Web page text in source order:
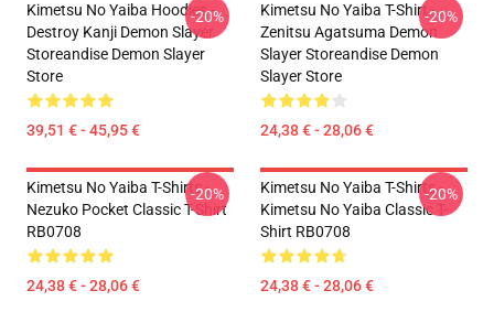
Kimetsu No Yaiba Hoodies -
Destroy Kanji Demon Slayer
Storeandise Demon Slayer
Store
39,51 € - 45,95 €
-20%
Kimetsu No Yaiba T-Shirt -
Zenitsu Agatsuma Demon
Slayer Storeandise Demon
Slayer Store
24,38 € - 28,06 €
-20%
Kimetsu No Yaiba T-Shirts -
Nezuko Pocket Classic T-Shirt
RB0708
24,38 € - 28,06 €
-20%
Kimetsu No Yaiba T-Shirts -
Kimetsu No Yaiba Classic T-
Shirt RB0708
24,38 € - 28,06 €
-20%